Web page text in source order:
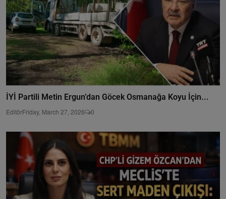
İYİ Partili Metin Ergun’dan Göcek Osmanağa Koyu İçin...
EditörFriday, March 27, 2026 0